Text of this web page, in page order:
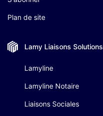
Plan de site
Lamy Liaisons Solutions
Lamyline
Lamyline Notaire
Liaisons Sociales